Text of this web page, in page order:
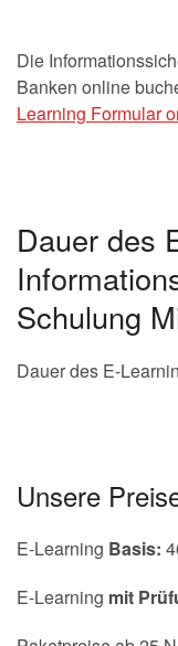
Die
Banken online
Learning Formular
Dauer des
Schulung
Dauer des E-
Unsere
E-Learning Basis:
E-Learning mit